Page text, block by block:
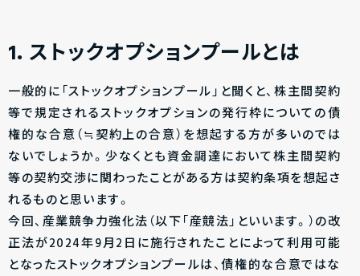
1．ストックオプションプールとは
一般的に「ストックオプションプール」と聞くと、株主間契約
等で規定されるストックオプションの発行枠についての債
権的な合意（≒契約上の合意）を想起する方が多いのでは
ないでしょうか。少なくとも資金調達において株主間契約
等の契約交渉に関わったことがある方は契約条項を想起さ
れるものと思います。
今回、産業競争力強化法（以下「産競法」といいます。）の改
正法が2024年9月2日に施行されたことによって利用可能
となったストックオプションプールは、債権的な合意ではな